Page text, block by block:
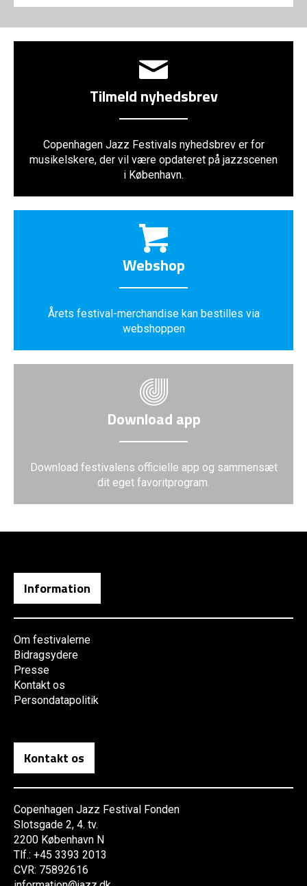
Tilmeld nyhedsbrev
Copenhagen Jazz Festivals nyhedsbrev er for
musikelskere, der vil være opdateret på jazzscenen
i København.
Webshop
Årets festival-merchandise kan bestilles via
webshoppen
Download app
Download festivalens officielle app og sammensæt
dit eget favoritprogram.
Information
Om festivalerne
Bidragsydere
Presse
Kontakt os
Persondatapolitik
Kontakt os
Copenhagen Jazz Festival Fonden
Slotsgade 2, 4. tv.
2200 København N
Tlf.: +45 3393 2013
CVR: 75892616